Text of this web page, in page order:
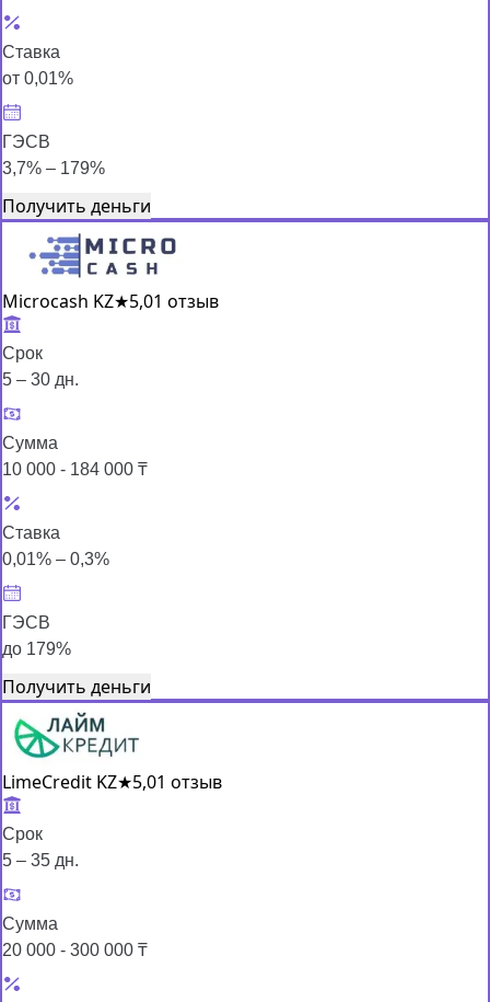
Ставка
от 0,01%
ГЭСВ
3,7% – 179%
Получить деньги
Microcash KZ★5,01 отзыв
Срок
5 – 30 дн.
Сумма
10 000 - 184 000 ₸
Ставка
0,01% – 0,3%
ГЭСВ
до 179%
Получить деньги
LimeCredit KZ★5,01 отзыв
Срок
5 – 35 дн.
Сумма
20 000 - 300 000 ₸